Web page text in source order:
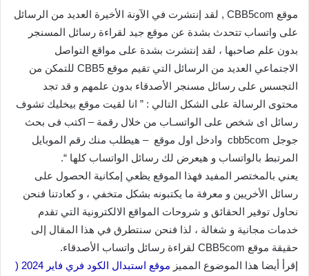
موقع CBB5com , لقد إنتشرت في الآونة الأخيرة العديد من الرسائل
على واتساب تتحدث بشدة عن موقع جيد لقراءة رسائل المسنجر
بدون علم صاحبها ، لقد إنتشرت بشدة على مواقع التواصل
الاجتماعي العديد من الرسائل التي تقيم موقع CBB5 للتمكن من
التجسس على رسائل مسنجر الأصدقاء بدون علمهم و قد تجد
محتوى الرسالة على الشكل التالي : ” انا لقيت موقع بيخليك تشوف
رسائل اى شخص على الواتسـاب من خلال رقمة – اكتب فى بحث
جوجل cbb5com وادخل اول موقع – هيطلب منك رقم الموبايل
المرتبط بالواتساب و هيعرض لك رسائل الواتساب كلها “.
يعني بالمختصر المفيد فهذا الموقع يظعي إمكانية الحصول على
رسائل الأخريين و معرفة ما يكتبونه بشكل متخفي ، و كعادتنا فنحن
نحاول توفير الحقائق و شروحات المواقع الالكترونية التي تقدم
خدمات مجانية و شغالة ، لذا فنحن سنتطرق في هذا المقال إلى
حقيقة موقع CBB5com لقراءة رسائل واتساب الأصدقاء.
إقرأ أيضا هذا الموضوع المميز
موقع استبدال الكود فري فاير 2024 (